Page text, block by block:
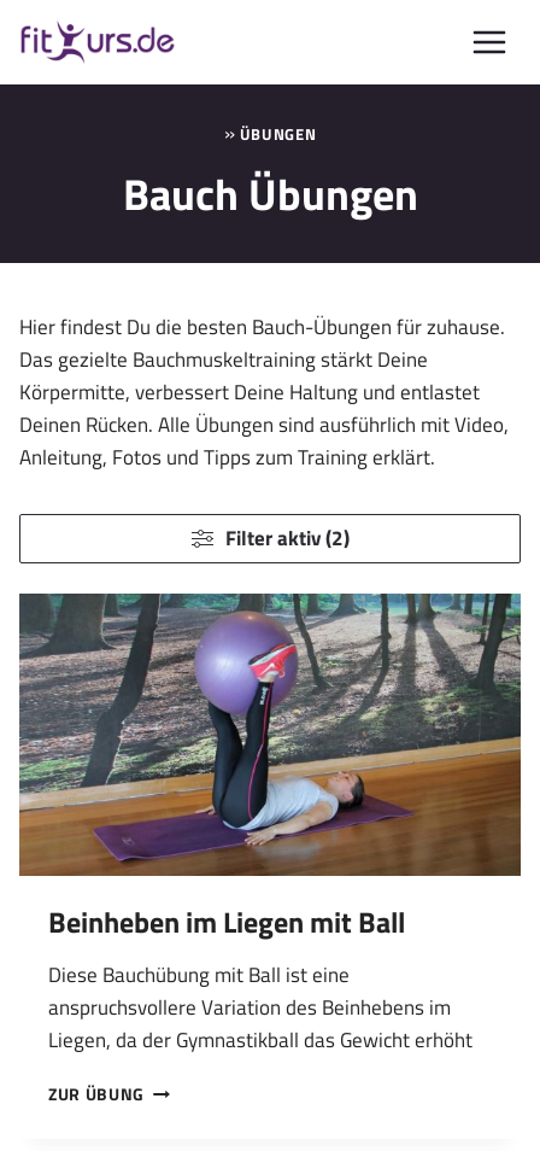
Inhalt
springen
» ÜBUNGEN
Bauch Übungen
Hier findest Du die besten Bauch-Übungen für zuhause.
Das gezielte Bauchmuskeltraining stärkt Deine
Körpermitte, verbessert Deine Haltung und entlastet
Deinen Rücken. Alle Übungen sind ausführlich mit Video,
Anleitung, Fotos und Tipps zum Training erklärt.
Filter aktiv (2)
Beinheben im Liegen mit Ball
Diese Bauchübung mit Ball ist eine
anspruchsvollere Variation des Beinhebens im
Liegen, da der Gymnastikball das Gewicht erhöht
ZUR ÜBUNG BEINHEBEN